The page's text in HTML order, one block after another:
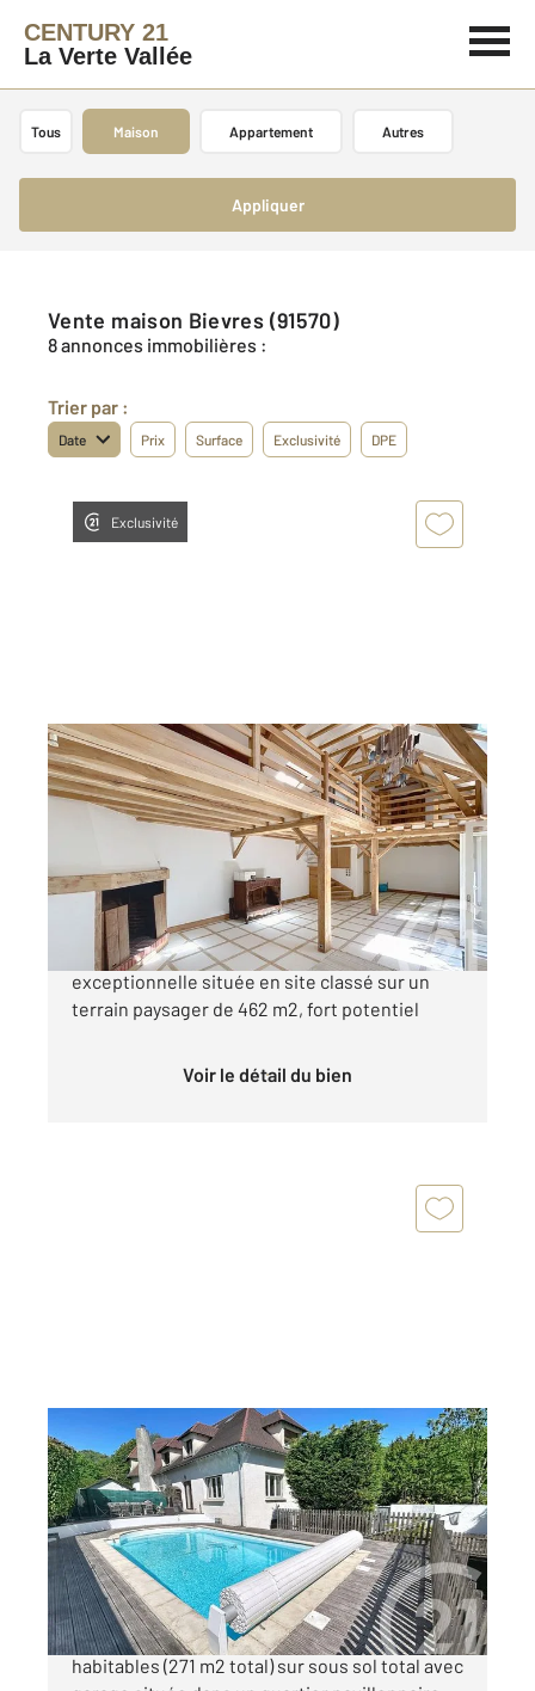
CENTURY 21
La Verte Vallée
Tous Maison Appartement Autres
Appliquer
Vente maison Bievres (91570)
8 annonces immobilières :
Trier par :
Date Prix Surface Exclusivité DPE
Exclusivité
BIEVRES 91
79 m2, 3 pièces
Ref : 7494
Maison à vendre
369 000 €
Maison coup de coeur dans un environnement
exceptionnelle située en site classé sur un
terrain paysager de 462 m2, fort potentiel
Voir le détail du bien
BIEVRES 91
159,67 m2 , 7 pièces
Ref : 7523
Maison à vendre
690 000 €
Coup de coeur pour cette maison de 160 m2
habitables (271 m2 total) sur sous sol total avec